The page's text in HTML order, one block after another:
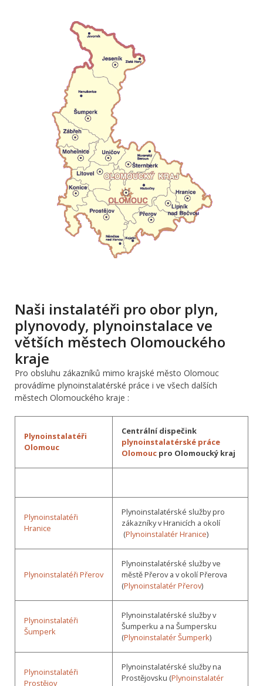
Naši instalatéři pro obor plyn,
plynovody, plynoinstalace ve
větších městech Olomouckého
kraje
Pro obsluhu zákazníků mimo krajské město Olomouc
provádíme plynoinstalatérské práce i ve všech dalších
městech Olomouckého kraje :
Plynoinstalatéři
Olomouc
Centrální dispečink
plynoinstalatérské práce
Olomouc pro Olomoucký kraj
Plynoinstalatéři
Hranice
Plynoinstalatérské služby pro
zákazníky v Hranicích a okolí
(Plynoinstalatér Hranice)
Plynoinstalatéři Přerov
Plynoinstalatérské služby ve
městě Přerov a v okolí Přerova
(Plynoinstalatér Přerov)
Plynoinstalatéři
Šumperk
Plynoinstalatérské služby v
Šumperku a na Šumpersku
(Plynoinstalatér Šumperk)
Plynoinstalatéři
Prostějov
Plynoinstalatérské služby na
Prostějovsku (Plynoinstalatér